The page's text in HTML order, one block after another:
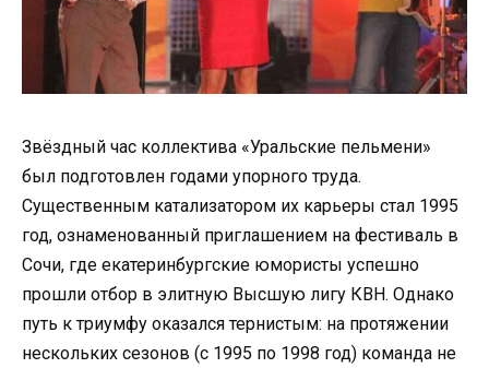
Звёздный час коллектива «Уральские пельмени»
был подготовлен годами упорного труда.
Существенным катализатором их карьеры стал 1995
год, ознаменованный приглашением на фестиваль в
Сочи, где екатеринбургские юмористы успешно
прошли отбор в элитную Высшую лигу КВН. Однако
путь к триумфу оказался тернистым: на протяжении
нескольких сезонов (с 1995 по 1998 год) команда не